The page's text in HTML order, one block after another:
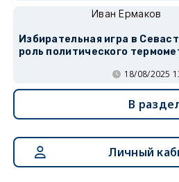
Иван Ермаков
Избирательная игра в
роль политического
18/08/2025
В
Личный